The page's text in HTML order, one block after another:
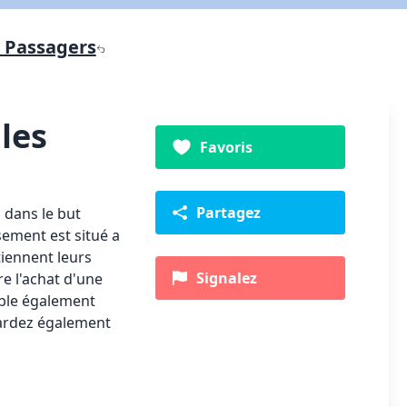
le but
est situé a
leurs
l'achat d'une
également
également
Favoris
Partagez
Signalez